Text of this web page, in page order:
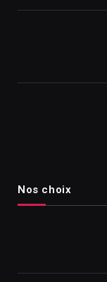
Nos choix